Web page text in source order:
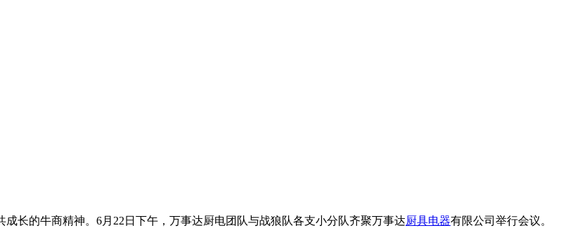
长的牛商精神。6月22日下午，万事达厨电团队与战狼队各支小分队齐聚万事达厨具电器有限公司举行会议。